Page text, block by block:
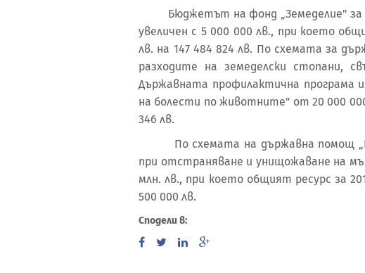
Бюджетът на фонд „Земеделие" за
увеличен с 5 000 000 лв., при което
лв. на 147 484 824 лв. По схемата за
разходите на земеделски стопани,
Държавната профилактична програма
на болести по животните" от 20 000
346 лв.
По схемата на държавна помощ
при отстраняване и унищожаване на
млн. лв., при което общият ресурс за
500 000 лв.
Сподели в: